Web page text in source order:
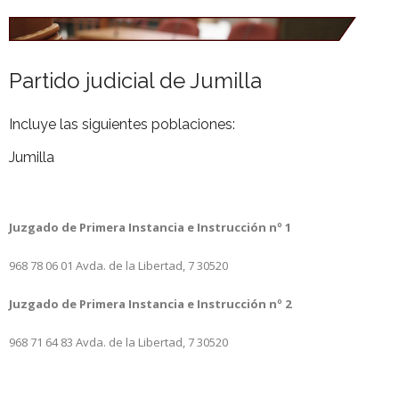
Partido judicial de Jumilla
Incluye las siguientes poblaciones:
Jumilla
Juzgado de Primera Instancia e Instrucción nº 1
968 78 06 01 Avda. de la Libertad, 730520
Juzgado de Primera Instancia e Instrucción nº 2
968 71 64 83 Avda. de la Libertad, 730520